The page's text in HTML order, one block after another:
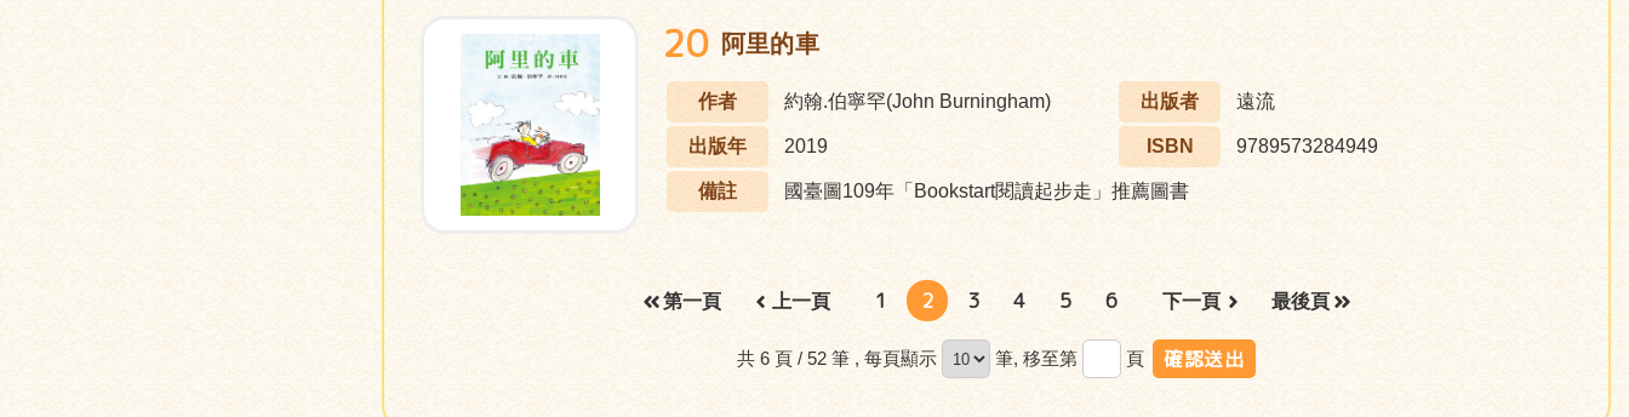
20 阿里的車
作者 約翰.伯寧罕(John Burningham) 出版者 遠流
出版年 2019 ISBN 9789573284949
備註 國臺圖109年「Bookstart閱讀起步走」推薦圖書
第一頁 上一頁 1 2 3 4 5 6 下一頁 最後頁
共 6 頁 / 52 筆 , 每頁顯示 筆, 移至第 頁